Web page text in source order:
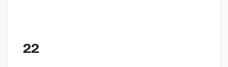
22